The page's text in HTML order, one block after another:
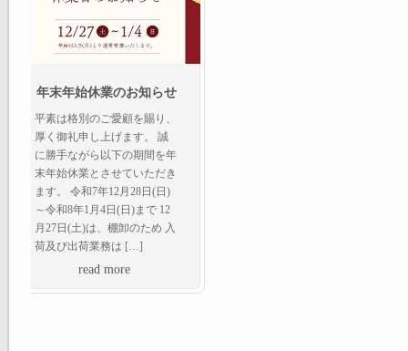
「能見篤史氏×当社社長堀
川忠彦の対談ショート動
画をＹｏｕＴｕｂｅで公
開」
元プロ野球選手の能見篤史氏
と当社社長堀川忠彦の対談シ
ョート動画を 当社YouTubeチ
ャンネルにＵＰしました